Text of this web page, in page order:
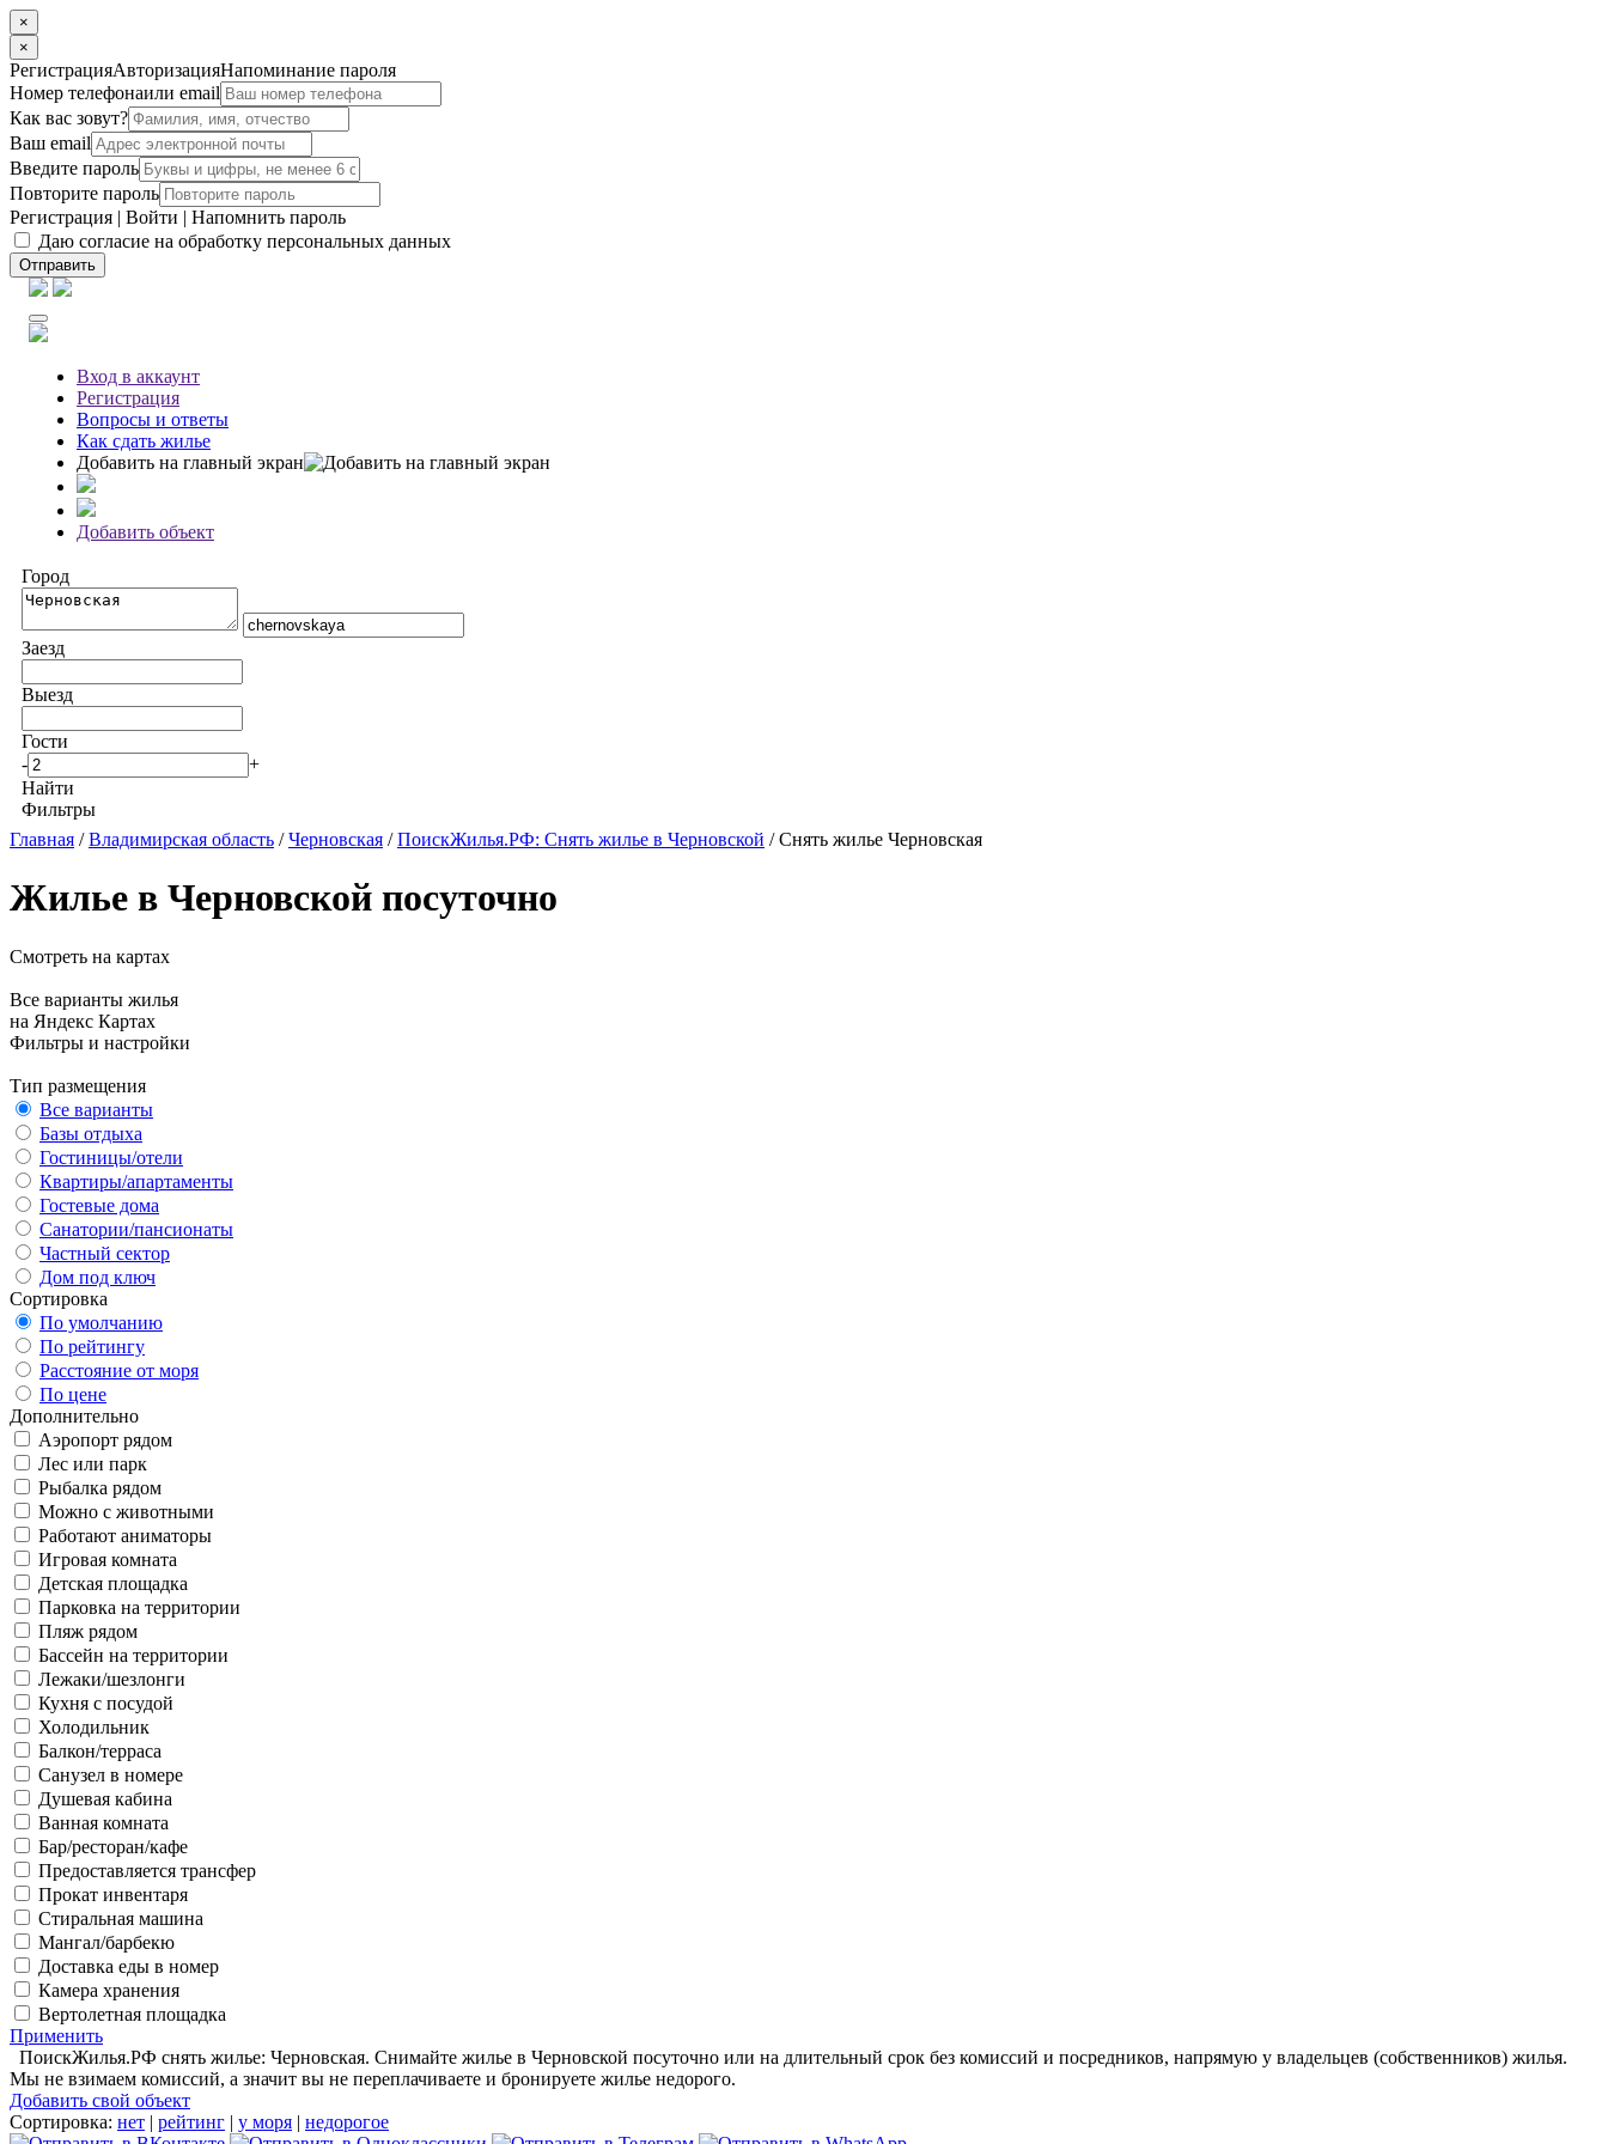
×
×
РегистрацияАвторизацияНапоминание пароля
Номер телефонаили email
Как вас зовут?
Ваш email
Введите пароль
Повторите пароль
Регистрация | Войти | Напомнить пароль
Даю согласие на обработку персональных данных
Отправить
Вход в аккаунт
Регистрация
Вопросы и ответы
Как сдать жилье
Добавить на главный экран
Добавить объект
Город
Заезд
Выезд
Гости
-
+
Найти
Фильтры
Главная /Владимирская область /Черновская /ПоискЖилья.РФ: Снять жилье в Черновской / Снять жилье Черновская
Жилье в Черновской посуточно
Смотреть на картах
Все варианты жилья
на Яндекс Картах
Фильтры и настройки
Тип размещения
Все варианты
Базы отдыха
Гостиницы/отели
Квартиры/апартаменты
Гостевые дома
Санатории/пансионаты
Частный сектор
Дом под ключ
Сортировка
По умолчанию
По рейтингу
Расстояние от моря
По цене
Дополнительно
Аэропорт рядом
Лес или парк
Рыбалка рядом
Можно с животными
Работают аниматоры
Игровая комната
Детская площадка
Парковка на территории
Пляж рядом
Бассейн на территории
Лежаки/шезлонги
Кухня с посудой
Холодильник
Балкон/терраса
Санузел в номере
Душевая кабина
Ванная комната
Бар/ресторан/кафе
Предоставляется трансфер
Прокат инвентаря
Стиральная машина
Мангал/барбекю
Доставка еды в номер
Камера хранения
Вертолетная площадка
Применить
ПоискЖилья.РФ снять жилье: Черновская. Снимайте жилье в Черновской посуточно или на длительный срок без комиссий и посредников, напрямую у владельцев (собственников) жилья.
Мы не взимаем комиссий, а значит вы не переплачиваете и бронируете жилье недорого.
Добавить свой объект
Сортировка: нет | рейтинг | у моря | недорогое